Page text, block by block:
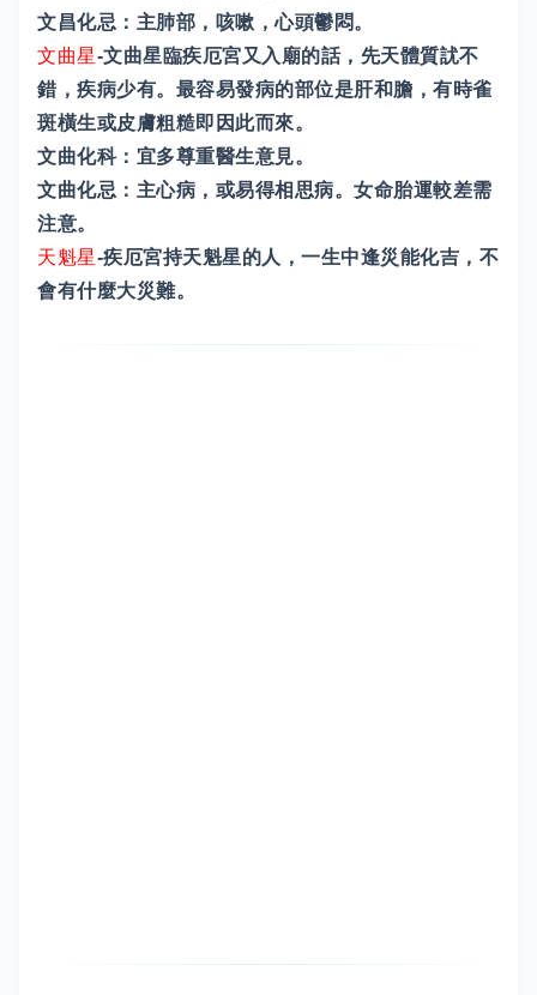
文昌化忌：主肺部，咳嗽，心頭鬱悶。
文曲星-文曲星臨疾厄宮又入廟的話，先天體質訧不
錯，疾病少有。最容易發病的部位是肝和膽，有時雀
斑橫生或皮膚粗糙即因此而來。
文曲化科：宜多尊重醫生意見。
文曲化忌：主心病，或易得相思病。女命胎運較差需
注意。
天魁星-疾厄宮持天魁星的人，一生中逢災能化吉，不
會有什麼大災難。